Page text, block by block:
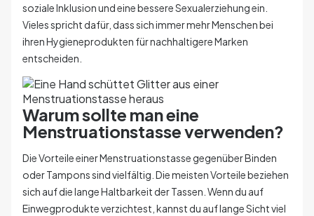
soziale Inklusion und eine bessere Sexualerziehung ein.
Vieles spricht dafür, dass sich immer mehr Menschen bei
ihren Hygieneprodukten für nachhaltigere Marken
entscheiden.
Warum sollte man eine
Menstruationstasse verwenden?
Die Vorteile einer Menstruationstasse gegenüber Binden
oder Tampons sind vielfältig. Die meisten Vorteile beziehen
sich auf die lange Haltbarkeit der Tassen. Wenn du auf
Einwegprodukte verzichtest, kannst du auf lange Sicht viel